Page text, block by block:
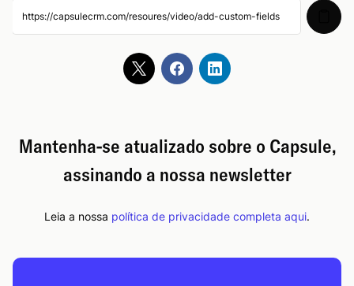
Gerencie seus Projetos 15:16
Complemento do Gmail
Integração com o Calendário do Outlook 08:23
Mantenha-se atualizado sobre o Capsule,
assinando a nossa newsletter
Leia a nossa política de privacidade completa aqui.